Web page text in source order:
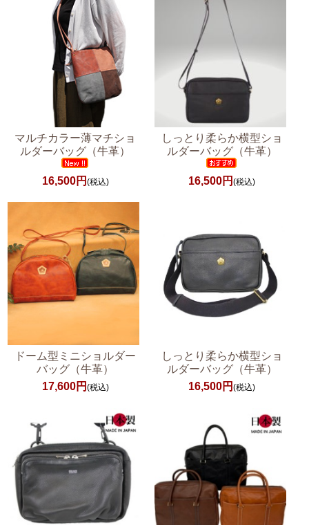
マルチカラー薄マチショ
ルダーバッグ（牛革）
16,500円 (税込)
しっとり柔らか横型ショ
ルダーバッグ（牛革）
16,500円(税込)
ドーム型ミニショルダー
バッグ（牛革）
17,600円 (税込)
しっとり柔らか横型ショ
ルダーバッグ（牛革）
16,500円(税込)